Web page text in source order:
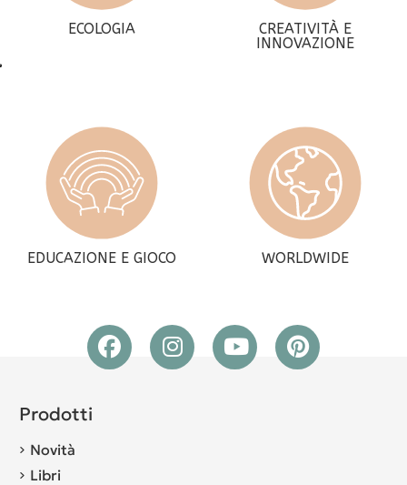
ECOLOGIA
CREATIVITÀ E
INNOVAZIONE
EDUCAZIONE E GIOCO WORLDWIDE
Prodotti
Novità
Libri